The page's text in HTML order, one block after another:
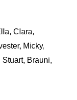
Clara,
Micky,
Stuart, Brauni,